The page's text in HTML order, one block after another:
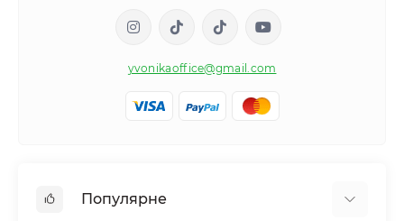
yvonikaoffice@gmail.com
Популярне